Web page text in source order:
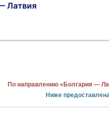
Латвия
По направлению «Болгария —
Ниже